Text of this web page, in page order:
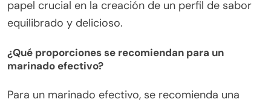
papel crucial en la creación de un perfil de sabor
equilibrado y delicioso.
¿Qué proporciones se recomiendan para un
marinado efectivo?
Para un marinado efectivo, se recomienda una